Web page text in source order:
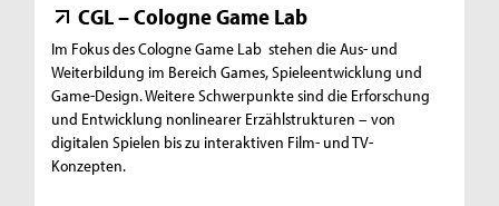
CGL – Cologne Game Lab
Im Fokus des Cologne Game Lab stehen die Aus- und
Weiterbildung im Bereich Games, Spieleentwicklung und
Game-Design. Weitere Schwerpunkte sind die Erforschung
und Entwicklung nonlinearer Erzählstrukturen – von
digitalen Spielen bis zu interaktiven Film- und TV-
Konzepten.